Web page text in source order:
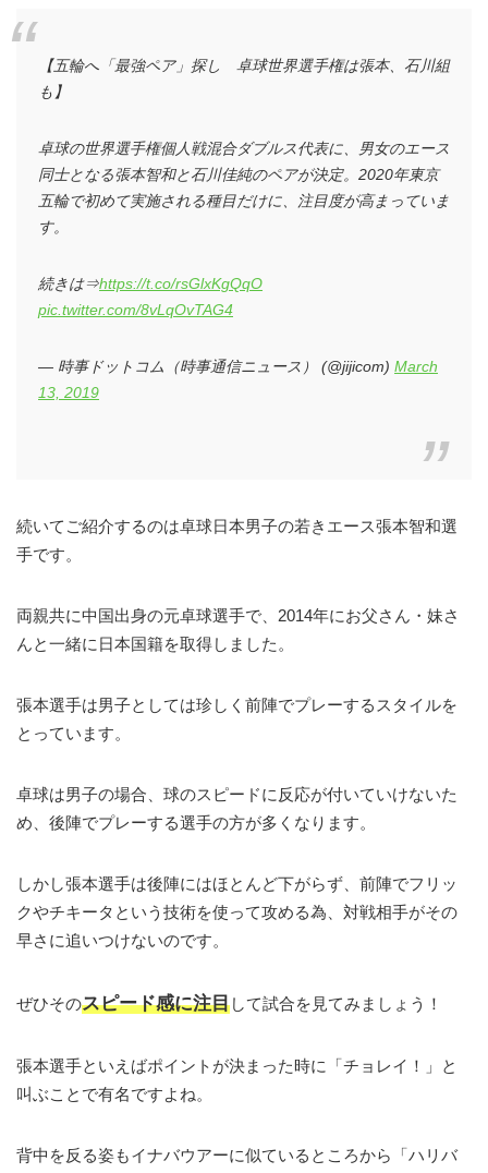
【五輪へ「最強ペア」探し 卓球世界選手権は張本、石川組
も】
卓球の世界選手権個人戦混合ダブルス代表に、男女のエース
同士となる張本智和と石川佳純のペアが決定。2020年東京
五輪で初めて実施される種目だけに、注目度が高まっていま
す。
続きは⇒https://t.co/rsGlxKgQqO
pic.twitter.com/8vLqOvTAG4
— 時事ドットコム（時事通信ニュース） (@jijicom) March
13, 2019
続いてご紹介するのは卓球日本男子の若きエース張本智和選
手です。
両親共に中国出身の元卓球選手で、2014年にお父さん・妹さ
んと一緒に日本国籍を取得しました。
張本選手は男子としては珍しく前陣でプレーするスタイルを
とっています。
卓球は男子の場合、球のスピードに反応が付いていけないた
め、後陣でプレーする選手の方が多くなります。
しかし張本選手は後陣にはほとんど下がらず、前陣でフリッ
クやチキータという技術を使って攻める為、対戦相手がその
早さに追いつけないのです。
ぜひそのスピード感に注目して試合を見てみましょう！
張本選手といえばポイントが決まった時に「チョレイ！」と
叫ぶことで有名ですよね。
背中を反る姿もイナバウアーに似ているところから「ハリバ